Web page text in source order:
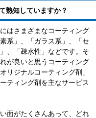
熟知していますか？
はさまざまなコーティング
系」、「ガラス系」、「セ
、「疎水性」などです。そ
が良いと思うコーティング
リジナルコーティング剤」
ティング剤を主なサービス
面がたくさんあって、どれ